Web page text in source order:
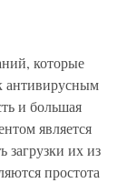
которые
антивирусным
и большая
является
загрузки их из
простота